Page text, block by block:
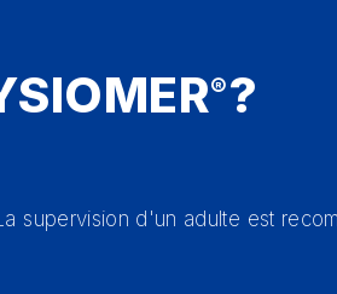
®?
supervision d'un adulte est